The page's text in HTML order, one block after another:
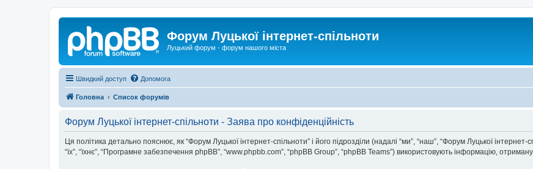
Форум Луцької інтернет-спільноти
Луцький форум - форум нашого міста
Швидкий доступ Допомога
Головна Список форумів
Форум Луцької інтернет-спільноти - Заява про конфіденційність
Ця політика детально пояснює, як “Форум Луцької інтернет-спільноти” і його підрозділи (надалі “ми”, “наш”, “Форум Луцької інтернет-
“їх”, “їхнє”, “Програмне забезпечення phpBB”, “www.phpbb.com”, “phpBB Group”, “phpBB Teams”) використовують інформацію,